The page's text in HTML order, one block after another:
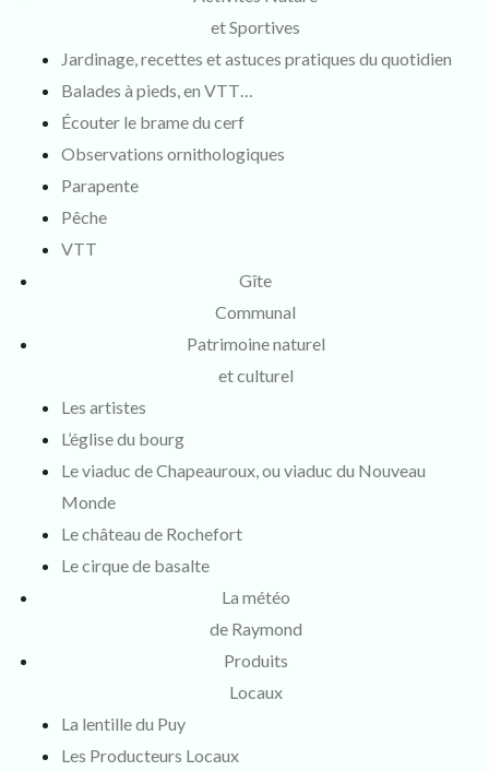
et Sportives
Jardinage, recettes et astuces pratiques du quotidien
Balades à pieds, en VTT…
Écouter le brame du cerf
Observations ornithologiques
Parapente
Pêche
VTT
Gîte
Communal
Patrimoine naturel
et culturel
Les artistes
L’église du bourg
Le viaduc de Chapeauroux, ou viaduc du Nouveau
Monde
Le château de Rochefort
Le cirque de basalte
La météo
de Raymond
Produits
Locaux
La lentille du Puy
Les Producteurs Locaux